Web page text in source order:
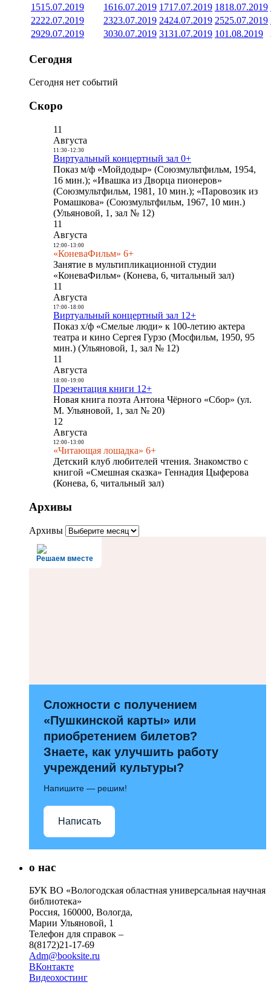
1515.07.2019 1616.07.2019 1717.07.2019 1818.07.2019
2222.07.2019 2323.07.2019 2424.07.2019 2525.07.2019
2929.07.2019 3030.07.2019 3131.07.2019 101.08.2019
Сегодня
Сегодня нет событий
Скоро
11
Августа
11:30- 12:30
Виртуальный концертный зал 0+
Показ м/ф «Мойдодыр» (Союзмультфильм, 1954,
16 мин.); «Ивашка из Дворца пионеров»
(Союзмультфильм, 1981, 10 мин.); «Паровозик из
Ромашкова» (Союзмультфильм, 1967, 10 мин.)
(Ульяновой, 1, зал № 12)
11
Августа
12:00- 13:00
«КоневаФильм» 6+
Занятие в мультипликационной студии
«КоневаФильм» (Конева, 6, читальный зал)
11
Августа
17:00- 18:00
Виртуальный концертный зал 12+
Показ х/ф «Смелые люди» к 100-летию актера
театра и кино Сергея Гурзо (Мосфильм, 1950, 95
мин.) (Ульяновой, 1, зал № 12)
11
Августа
18:00- 19:00
Презентация книги 12+
Новая книга поэта Антона Чёрного «Сбор» (ул.
М. Ульяновой, 1, зал № 20)
12
Августа
12:00- 13:00
«Читающая лошадка» 6+
Детский клуб любителей чтения. Знакомство с
книгой «Смешная сказка» Геннадия Цыферова
(Конева, 6, читальный зал)
Архивы
Архивы
Решаем вместе
Сложности с получением
«Пушкинской карты» или
приобретением билетов?
Знаете, как улучшить работу
учреждений культуры?
Напишите — решим!
Написать
о нас
БУК ВО «Вологодская областная универсальная научная
библиотека»
Россия, 160000, Вологда,
Марии Ульяновой, 1
Телефон для справок –
8(8172)21-17-69
Adm@booksite.ru
ВКонтакте
Видеохостинг